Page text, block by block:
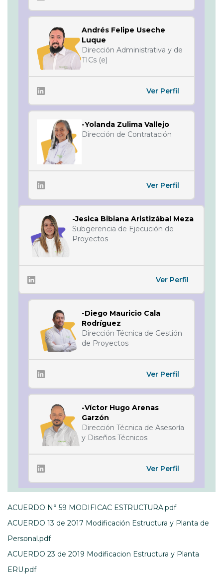
Andrés Felipe Useche
Luque
Dirección Administrativa y de
TICs (e)
Ver Perfil
-Yolanda Zulima Vallejo
Dirección de Contratación
Ver Perfil
-Jesica Bibiana Aristizábal Meza
Subgerencia de Ejecución de
Proyectos
Ver Perfil
-Diego Mauricio Cala
Rodríguez
Dirección Técnica de Gestión
de Proyectos
Ver Perfil
-Víctor Hugo Arenas
Garzón
Dirección Técnica de Asesoría
y Diseños Técnicos
Ver Perfil
ACUERDO N° 59 MODIFICAC ESTRUCTURA.pdf
ACUERDO 13 de 2017 Modificación Estructura y Planta de
Personal.pdf
ACUERDO 23 de 2019 Modificacion Estructura y Planta
ERU.pdf